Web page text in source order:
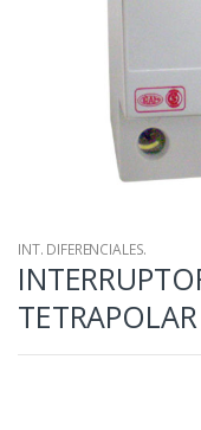
INT. DIFERENCIALES.